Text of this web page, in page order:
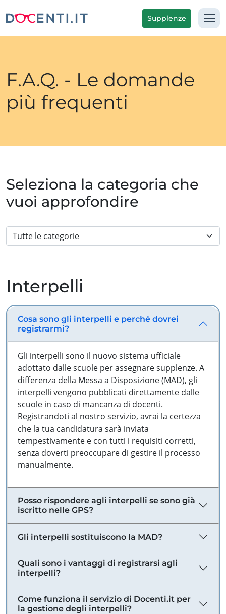
Supplenze
F.A.Q. - Le domande
più frequenti
Seleziona la categoria che
vuoi approfondire
Interpelli
Cosa sono gli interpelli e perché dovrei
registrarmi?
Gli interpelli sono il nuovo sistema ufficiale
adottato dalle scuole per assegnare supplenze. A
differenza della Messa a Disposizione (MAD), gli
interpelli vengono pubblicati direttamente dalle
scuole in caso di mancanza di docenti.
Registrandoti al nostro servizio, avrai la certezza
che la tua candidatura sarà inviata
tempestivamente e con tutti i requisiti corretti,
senza doverti preoccupare di gestire il processo
manualmente.
Posso rispondere agli interpelli se sono già
iscritto nelle GPS?
Gli interpelli sostituiscono la MAD?
Quali sono i vantaggi di registrarsi agli
interpelli?
Come funziona il servizio di Docenti.it per
la gestione degli interpelli?